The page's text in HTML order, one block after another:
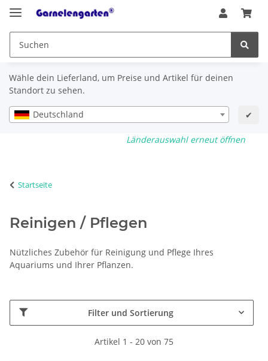
Wähle dein Lieferland, um Preise und Artikel für deinen
Standort zu sehen.
Deutschland ✔
Länderauswahl erneut öffnen
Startseite
Reinigen / Pflegen
Nützliches Zubehör für Reinigung und Pflege Ihres
Aquariums und Ihrer Pflanzen.
Filter und Sortierung
Artikel 1 - 20 von 75